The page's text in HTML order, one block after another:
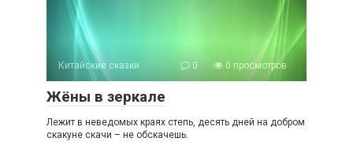
Китайские сказки 0 0 просмотров
Жёны в зеркале
Лежит в неведомых краях степь, десять дней на добром
скакуне скачи – не обскачешь.